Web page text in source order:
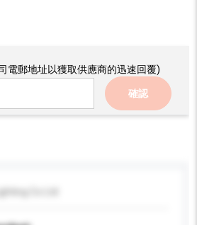
電郵地址以獲取供應商的迅速回覆)
確認